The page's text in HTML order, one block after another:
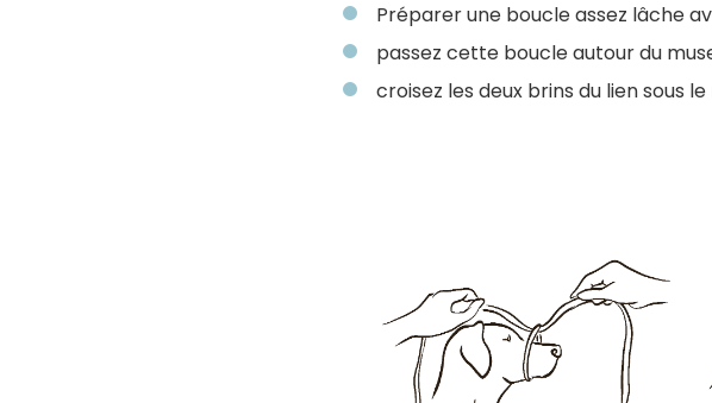
Préparer une boucle assez lâche
passez cette boucle autour du
croisez les deux brins du lien sous